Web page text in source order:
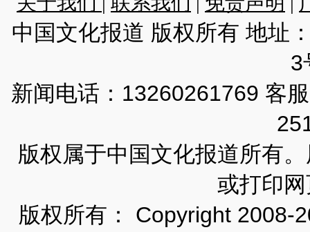
中国文化报道 版权所有 地址
3
新闻电话：13260261769 客
版权属于中国文化报道所有
或打印
版权所有： Copyright 2008-